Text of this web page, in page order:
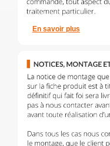
En savoir plus